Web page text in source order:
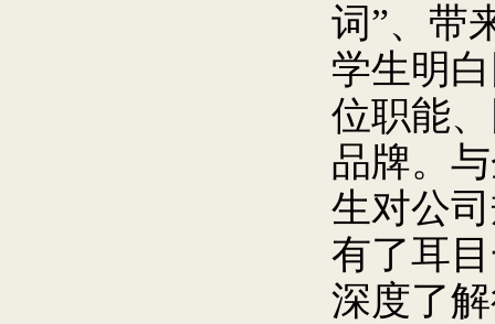
词”、带
学生明
位职能
品牌。
生对公
有了耳
深度了